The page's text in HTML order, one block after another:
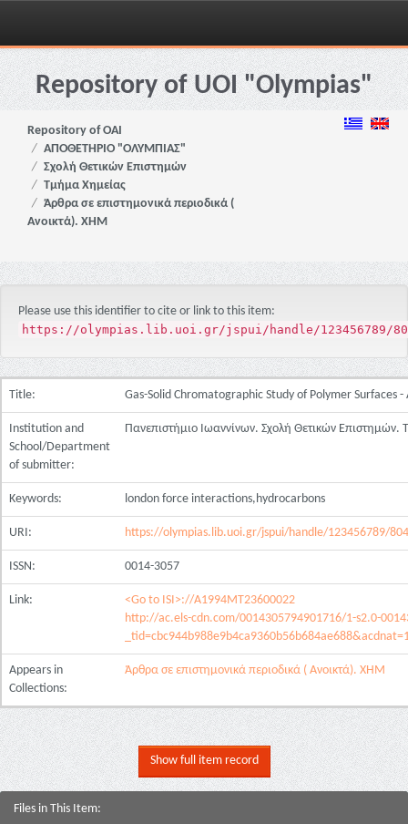
Skip
navigationRepository of UOI "Olympias"
Repository of OAI
ΑΠΟΘΕΤΗΡΙΟ "ΟΛΥΜΠΙΑΣ"
Σχολή Θετικών Επιστημών
Τμήμα Χημείας
Άρθρα σε επιστημονικά περιοδικά (
Ανοικτά). ΧΗΜ
Please use this identifier to cite or link to this item:
https://olympias.lib.uoi.gr/jspui/handle/123456789/
Title: Gas-Solid Chromatographic Study of Polymer Surfaces
Institution and
School/Department
of submitter:
Πανεπιστήμιο Ιωαννίνων. Σχολή Θετικών Επιστημών.
Keywords: london force interactions,hydrocarbons
URI: https://olympias.lib.uoi.gr/jspui/handle/123456789/
ISSN: 0014-3057
Link:
<Go to ISI>://A1994MT23600022
http://ac.els-cdn.com/0014305794901716/1-s2.0-
Appears in
Collections:
Άρθρα σε επιστημονικά περιοδικά ( Ανοικτά). ΧΗΜ
Show full item record
Files in This Item: